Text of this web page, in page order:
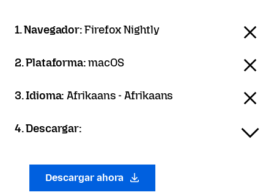
1. Navegador:Firefox Nightly
2. Plataforma:macOS
3. Idioma:Afrikaans - Afrikaans
4. Descargar:
Descargar ahora